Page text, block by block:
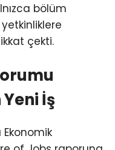
bölüm
çekti.
İş
Ekonomik